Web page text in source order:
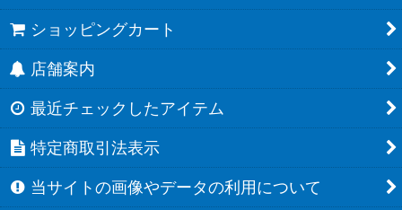
ショッピングカート
店舗案内
最近チェックしたアイテム
特定商取引法表示
当サイトの画像やデータの利用について